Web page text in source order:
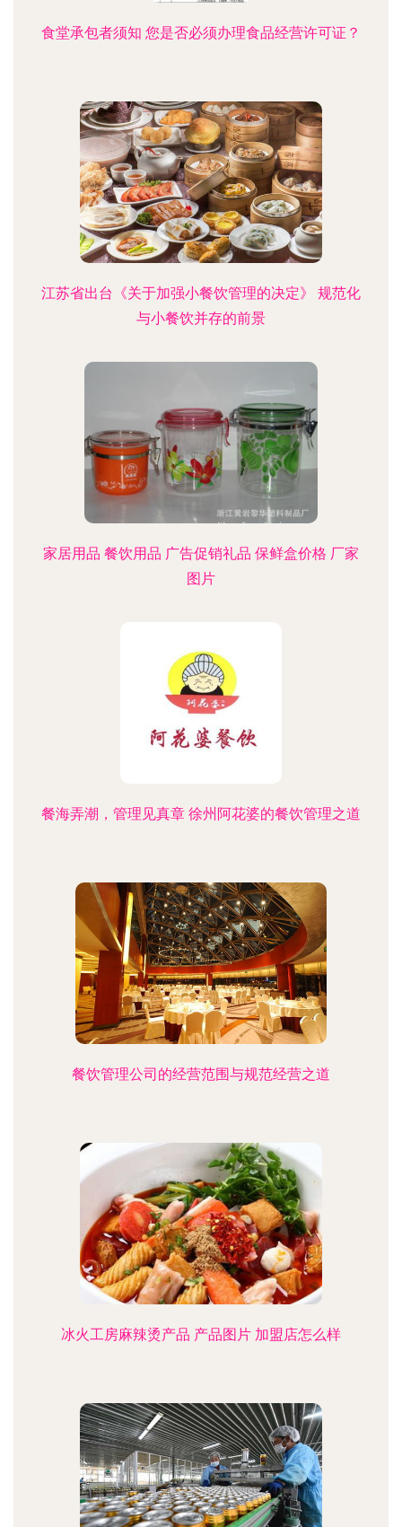
食堂承包者须知 您是否必须办理食品经营许可证？
江苏省出台《关于加强小餐饮管理的决定》 规范化
与小餐饮并存的前景
家居用品 餐饮用品 广告促销礼品 保鲜盒价格 厂家
图片
餐海弄潮，管理见真章 徐州阿花婆的餐饮管理之道
餐饮管理公司的经营范围与规范经营之道
冰火工房麻辣烫产品 产品图片 加盟店怎么样